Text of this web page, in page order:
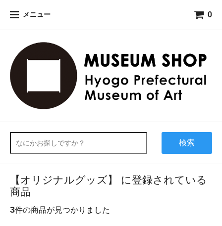
メニュー 0
検索
【オリジナルグッズ】 に登録されている
商品
3件の商品が見つかりました